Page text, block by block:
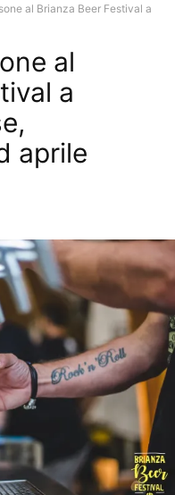
al Brianza Beer Festival a
al
a
aprile